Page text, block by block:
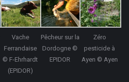
Vache
Ferrandaise
© F-Ehrhardt
(EPIDOR)
Pêcheur sur la
Dordogne ©
EPIDOR
Zéro
pesticide à
Ayen © Ayen